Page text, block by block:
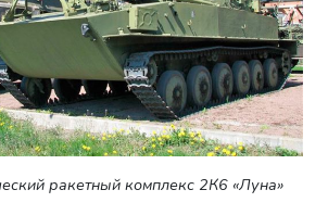
ракетный комплекс 2К6 «Луна»